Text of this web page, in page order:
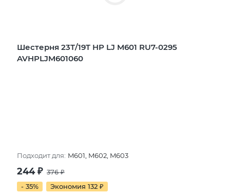
Шестерня 23T/19T HP LJ M601 RU7-0295
AVHPLJM601060
Подходит для: M601, M602, M603
244₽ 376₽
- 35%
Экономия 132 ₽